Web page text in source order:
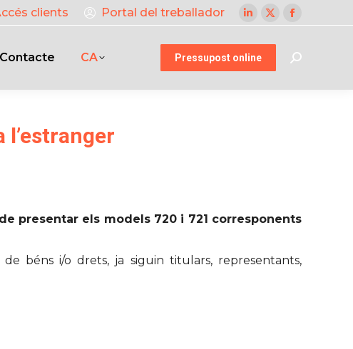
clients Portal del treballador
Linkedin
opens
X
opens
Facebook
opens
Contacte CA Pressupost online Search:
l’estranger
presentar els models 720 i 721 corresponents
béns i/o drets, ja siguin titulars, representants,